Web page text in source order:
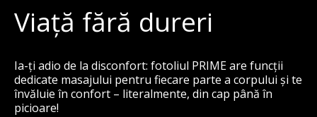
Viață fără dureri
Ia-ți adio de la disconfort: fotoliul PRIME are funcții
dedicate masajului pentru fiecare parte a corpului și te
învăluie în confort – literalmente, din cap până în
picioare!